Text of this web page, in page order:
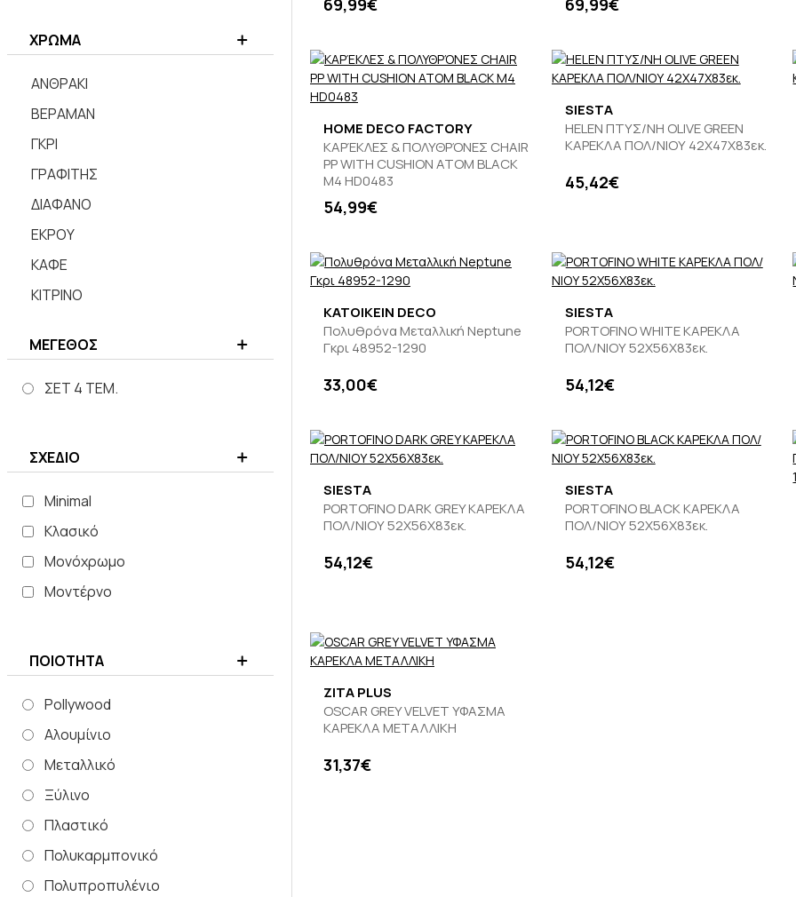
ΧΡΩΜΑ
ΑΝΘΡΑΚΙ
ΒΕΡΑΜΑΝ
ΓΚΡΙ
ΓΡΑΦΙΤΗΣ
ΔΙΑΦΑΝΟ
ΕΚΡΟΥ
ΚΑΦΕ
ΚΙΤΡΙΝΟ
ΛΑΔΙ
ΛΑΧΑΝΙ
ΜΟΥΣΤΑΡΔΙ
ΜΠΕΖ
ΜΠΛΕ
ΜΠΟΡΝΤΩ
ΠΡΑΣΙΝΟ
ΜΕΓΕΘΟΣ
ΣΕΤ 4 ΤΕΜ.
ΣΧΕΔΙΟ
Minimal
Κλασικό
Μονόχρωμο
Μοντέρνο
ΠΟΙΟΤΗΤΑ
Pollywood
Αλουμίνιο
Μεταλλικό
Ξύλινο
Πλαστικό
Πολυκαρμπονικό
Πολυπροπυλένιο
69,99€ 69,99€
HOME DECO FACTORY
ΚΑΡΈΚΛΕΣ & ΠΟΛΥΘΡΌΝΕΣ CHAIR
PP WITH CUSHION ATOM BLACK
M4 HD0483
54,99€
SIESTA
HELEN ΠΤΥΣ/ΝΗ OLIVE GREEN
ΚΑΡΕΚΛΑ ΠΟΛ/ΝΙΟΥ 42X47X83εκ.
45,42€
KATOIKEIN DECO
Πολυθρόνα Μεταλλική Neptune
Γκρι 48952-1290
33,00€
SIESTA
PORTOFINO WHITE ΚΑΡΕΚΛΑ
ΠΟΛ/ΝΙΟΥ 52X56X83εκ.
54,12€
SIESTA
PORTOFINO DARK GREY ΚΑΡΕΚΛΑ
ΠΟΛ/ΝΙΟΥ 52X56X83εκ.
54,12€
SIESTA
PORTOFINO BLACK ΚΑΡΕΚΛΑ
ΠΟΛ/ΝΙΟΥ 52X56X83εκ.
54,12€
ZITA PLUS
OSCAR GREY VELVET ΥΦΑΣΜΑ
ΚΑΡΕΚΛΑ ΜΕΤΑΛΛΙΚΗ
31,37€